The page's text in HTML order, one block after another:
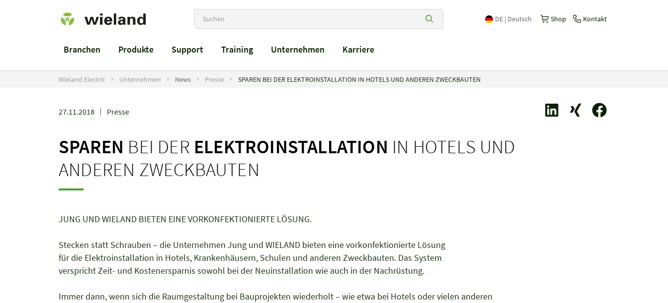
DE | Deutsch
España | Español
Italia | Italiano
Shop Kontakt
Branchen Produkte Support Training Unternehmen Karriere
Wieland Electric Unternehmen News Presse SPAREN BEI DER ELEKTROINSTALLATION IN HOTELS UND ANDEREN ZWECKBAUTEN
27.11.2018 Presse
SPAREN BEI DER ELEKTROINSTALLATION IN HOTELS UND
ANDEREN ZWECKBAUTEN
JUNG UND WIELAND BIETEN EINE VORKONFEKTIONIERTE LÖSUNG.
Stecken statt Schrauben – die Unternehmen Jung und WIELAND bieten eine vorkonfektionierte Lösung
für die Elektroinstallation in Hotels, Krankenhäusern, Schulen und anderen Zweckbauten. Das System
verspricht Zeit- und Kostenersparnis sowohl bei der Neuinstallation wie auch in der Nachrüstung.
Immer dann, wenn sich die Raumgestaltung bei Bauprojekten wiederholt – wie etwa bei Hotels oder vielen anderen